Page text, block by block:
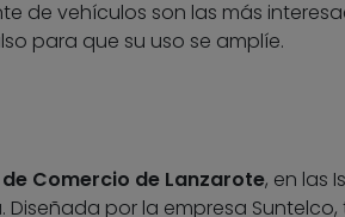
de vehículos son las más
para que su uso se amplíe.
Comercio de Lanzarote, en las
por la empresa Suntelco,